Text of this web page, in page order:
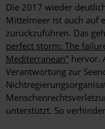
Die 2017 wieder
Mittelmeer ist auch auf
zurückzuführen. Das
perfect storm: The
Mediterranean" hervor.
Verantwortung zur
unterstützt. So